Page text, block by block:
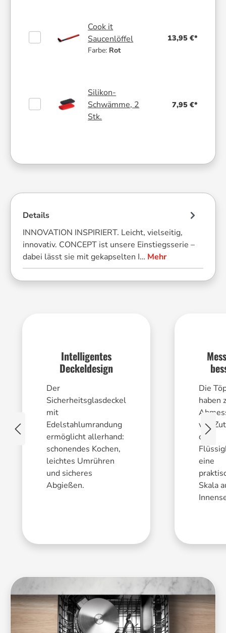
Cook it
Saucenlöffel
Farbe: Rot
13,95 €*
Silikon-
Schwämme, 2
Stk.
7,95 €*
Details
INNOVATION INSPIRIERT. Leicht, vielseitig,
innovativ. CONCEPT ist unsere Einstiegsserie –
dabei lässt sie mit gekapselten I… Mehr
Intelligentes
Deckeldesign
Der
Sicherheitsglasdeckel
mit
Edelstahlumrandung
ermöglicht allerhand:
schonendes Kochen,
leichtes Umrühren
und sicheres
Abgießen.
Die
haben
von
oder
eine
Skala